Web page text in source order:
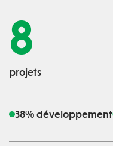
8
projets
38% développement